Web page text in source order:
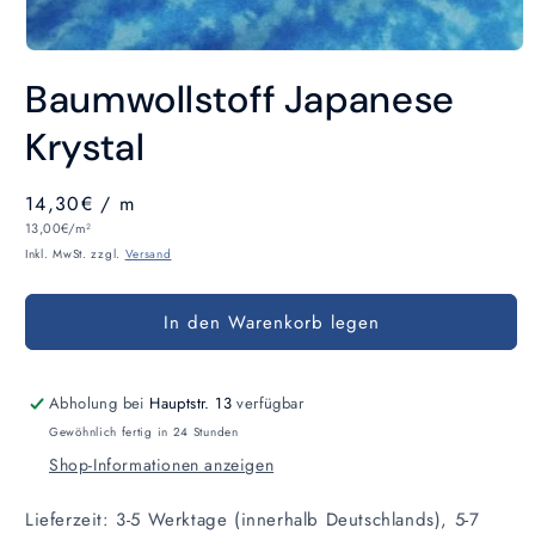
in
Modal
öffnen
Baumwollstoff Japanese
Krystal
Normaler
Preis
14,30€ / m
Grundpreis
13,00€/m²
Inkl. MwSt. zzgl. Versand
In den Warenkorb legen
Abholung bei Hauptstr. 13 verfügbar
Gewöhnlich fertig in 24 Stunden
Shop-Informationen anzeigen
Lieferzeit: 3-5 Werktage (innerhalb Deutschlands), 5-7